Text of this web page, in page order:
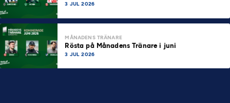
3 JUL 2026
MÅNADENS TRÄNARE
Rösta på Månadens Tränare i juni
3 JUL 2026